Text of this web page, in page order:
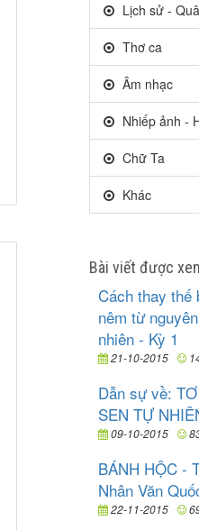
Lịch sử -
Thơ ca
Âm nhạc
Nhiếp ảnh -
Chữ Ta
Khác
Bài viết được
Cách thay thế
nêm từ
nhiên - Kỳ 1
21-10-2015
Dẫn sự về:
SEN TỰ
09-10-2015
BÁNH HỘC -
Nhân Văn
22-11-2015